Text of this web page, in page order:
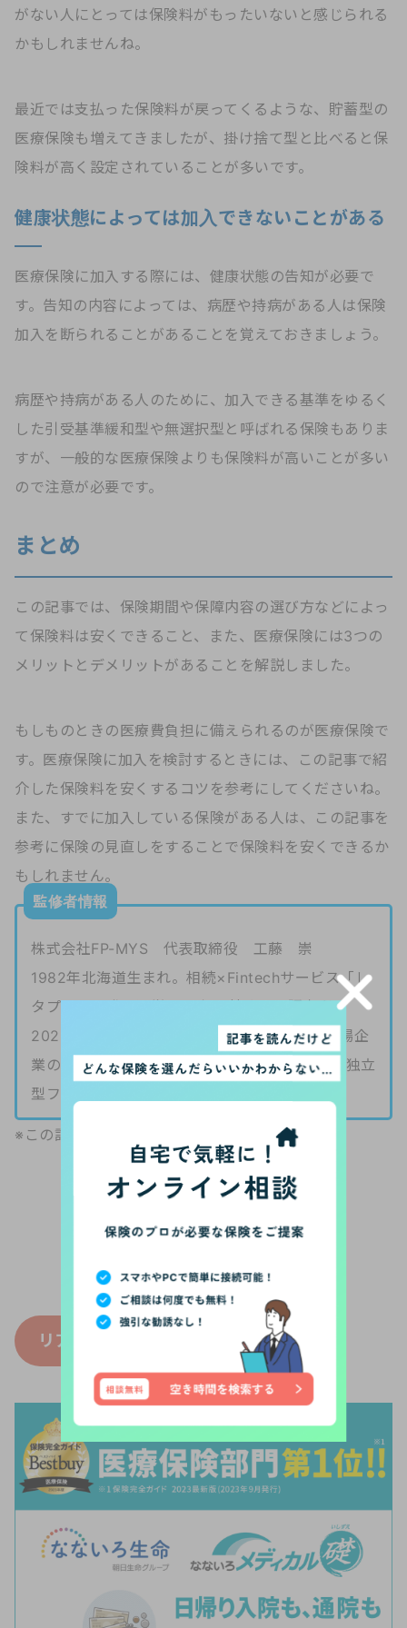
がない人にとっては保険料がもったいないと感じられる
かもしれませんね。
最近では支払った保険料が戻ってくるような、貯蓄型の
医療保険も増えてきましたが、掛け捨て型と比べると保
険料が高く設定されていることが多いです。
健康状態によっては加入できないことがある
医療保険に加入する際には、健康状態の告知が必要で
す。告知の内容によっては、病歴や持病がある人は保険
加入を断られることがあることを覚えておきましょう。
病歴や持病がある人のために、加入できる基準をゆるく
した引受基準緩和型や無選択型と呼ばれる保険もありま
すが、一般的な医療保険よりも保険料が高いことが多い
ので注意が必要です。
まとめ
この記事では、保険期間や保障内容の選び方などによっ
て保険料は安くできること、また、医療保険には3つの
メリットとデメリットがあることを解説しました。
もしものときの医療費負担に備えられるのが医療保険で
す。医療保険に加入を検討するときには、この記事で紹
介した保険料を安くするコツを参考にしてくださいね。
また、すでに加入している保険がある人は、この記事を
参考に保険の見直しをすることで保険料を安くできるか
もしれません。
監修者情報
株式会社FP-MYS 代表取締役 工藤 崇
1982年北海道生まれ。相続×Fintechサービス「レ
タプラ」開発・運営。日本FP協会AFP認定者。
2022年夏より金融教育のプロダクト提供。上場企
業の多数の執筆・セミナー講師の実績を有する独立
型ファイナンシャルプランナー（FP）。
※この記事に記載の情報は公開日時点のものです。
保険の選び方がわからない…
そんな方は！
＼ AIが最適な加入方法を分析 ／
リア